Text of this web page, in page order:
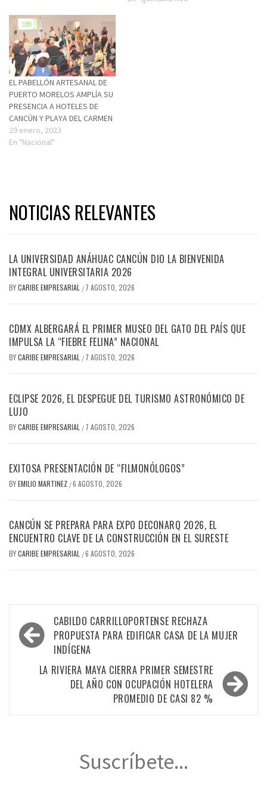
EL PABELLÓN ARTESANAL DE
PUERTO MORELOS AMPLÍA SU
PRESENCIA A HOTELES DE
CANCÚN Y PLAYA DEL CARMEN
29 enero, 2023
En "Nacional"
NOTICIAS RELEVANTES
LA UNIVERSIDAD ANÁHUAC CANCÚN DIO LA BIENVENIDA
INTEGRAL UNIVERSITARIA 2026
BYCARIBE EMPRESARIAL / 7 AGOSTO, 2026
CDMX ALBERGARÁ EL PRIMER MUSEO DEL GATO DEL PAÍS QUE
IMPULSA LA “FIEBRE FELINA” NACIONAL
BYCARIBE EMPRESARIAL / 7 AGOSTO, 2026
ECLIPSE 2026, EL DESPEGUE DEL TURISMO ASTRONÓMICO DE
LUJO
BYCARIBE EMPRESARIAL / 7 AGOSTO, 2026
EXITOSA PRESENTACIÓN DE “FILMONÓLOGOS”
BYEMILIO MARTINEZ /6 AGOSTO, 2026
CANCÚN SE PREPARA PARA EXPO DECONARQ 2026, EL
ENCUENTRO CLAVE DE LA CONSTRUCCIÓN EN EL SURESTE
BYCARIBE EMPRESARIAL /6 AGOSTO, 2026
Navegación
de
entradas
CABILDO CARRILLOPORTENSE RECHAZA
PROPUESTA PARA EDIFICAR CASA DE LA MUJER
INDÍGENA
LA RIVIERA MAYA CIERRA PRIMER SEMESTRE
DEL AÑO CON OCUPACIÓN HOTELERA
PROMEDIO DE CASI 82 %
Suscríbete...